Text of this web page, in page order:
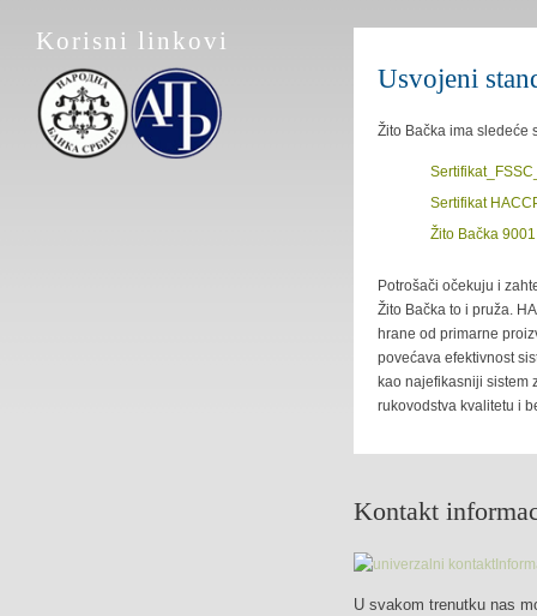
Korisni linkovi
Usvojeni
Žito Bačka ima sledeće
Sertifikat
Žito Bačka
Potrošači očekuju i
Žito Bačka to i pruža.
hrane od primarne
povećava efektivnost
kao najefikasniji sistem
rukovodstva kvalitetu i
Kontakt
U svakom trenutku nas